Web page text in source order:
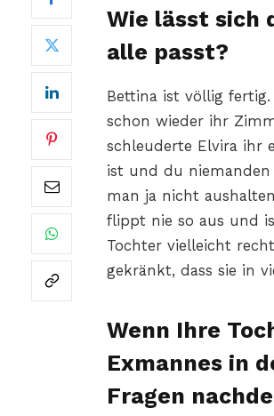
Wie lässt sich
alle passt?
Bettina ist völlig
schon wieder ihr
schleuderte Elvira ihr
ist und du niemanden
man ja nicht
flippt nie so aus und
Tochter vielleicht
gekränkt, dass sie in
Wenn Ihre
Exmannes in
Fragen